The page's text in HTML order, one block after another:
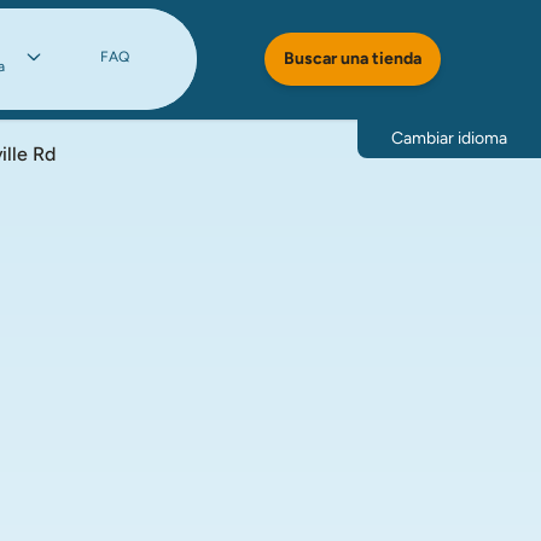
FAQ Buscar una tienda
Cambiar idioma
Rd